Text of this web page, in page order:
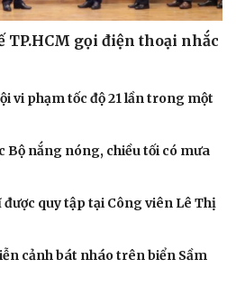
Câu chuyện thời sự
Đọc truyện đêm khuya
Cửa sổ tình yêu
Hạt giống tâm hồn
TP.HCM gọi điện thoại nhắc
vi phạm tốc độ 21 lần trong một
Bộ nắng nóng, chiều tối có mưa
quy tập tại Công viên Lê Thị
cảnh bát nháo trên biển Sầm